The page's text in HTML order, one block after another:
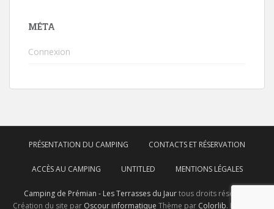
MÉTA
Connexion
PRÉSENTATION DU CAMPING CONTACTS ET RÉSERVATION
ACCÈS AU CAMPING UNTITLED MENTIONS LÉGALES
Camping de Prémian - Les Terrasses du Jaurtous droits réservés.
Création du site par Oscour informatique Thème par Colorlib. Propulsé